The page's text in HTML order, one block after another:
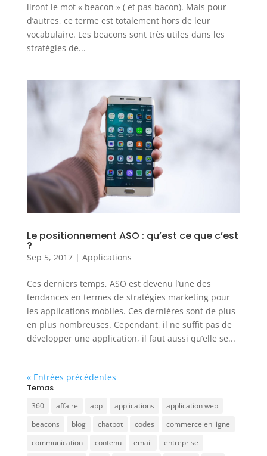
liront le mot « beacon » ( et pas bacon). Mais pour
d’autres, ce terme est totalement hors de leur
vocabulaire. Les beacons sont très utiles dans les
stratégies de...
Le positionnement ASO : qu’est ce que c’est
?
Sep 5, 2017| Applications
Ces derniers temps, ASO est devenu l’une des
tendances en termes de stratégies marketing pour
les applications mobiles. Ces dernières sont de plus
en plus nombreuses. Cependant, il ne suffit pas de
développer une application, il faut aussi qu’elle se...
« Entrées précédentes
Temas
360 affaire app applications
application web
beacons
blog chatbot codes
commerce en ligne
communication
contenu email
entreprise